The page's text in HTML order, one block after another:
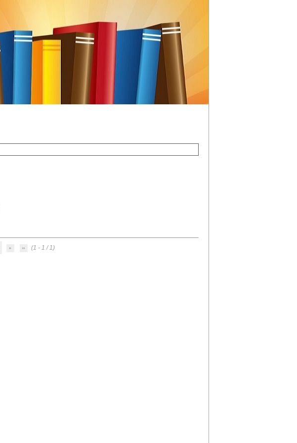
(1 - 1 / 1)